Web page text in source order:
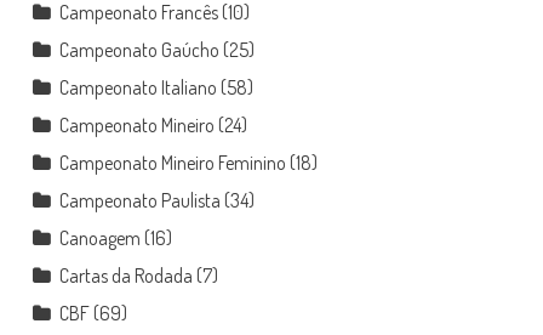
Campeonato Francês(10)
Campeonato Gaúcho (25)
Campeonato Italiano (58)
Campeonato Mineiro (24)
Campeonato Mineiro Feminino (18)
Campeonato Paulista (34)
Canoagem (16)
Cartas da Rodada (7)
CBF(69)